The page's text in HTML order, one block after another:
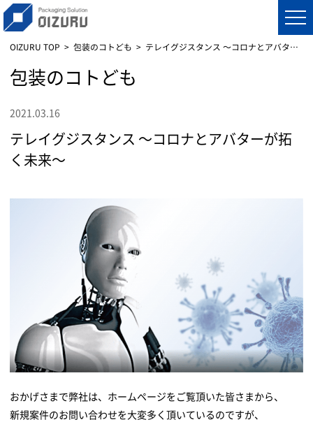
OIZURU TOP 包装のコトども テレイグジスタンス ～コロナとアバターが拓く未来～
包装のコトども
2021.03.16
テレイグジスタンス ～コロナとアバターが拓
く未来～
おかげさまで弊社は、ホームページをご覧頂いた皆さまから、
新規案件のお問い合わせを大変多く頂いているのですが、